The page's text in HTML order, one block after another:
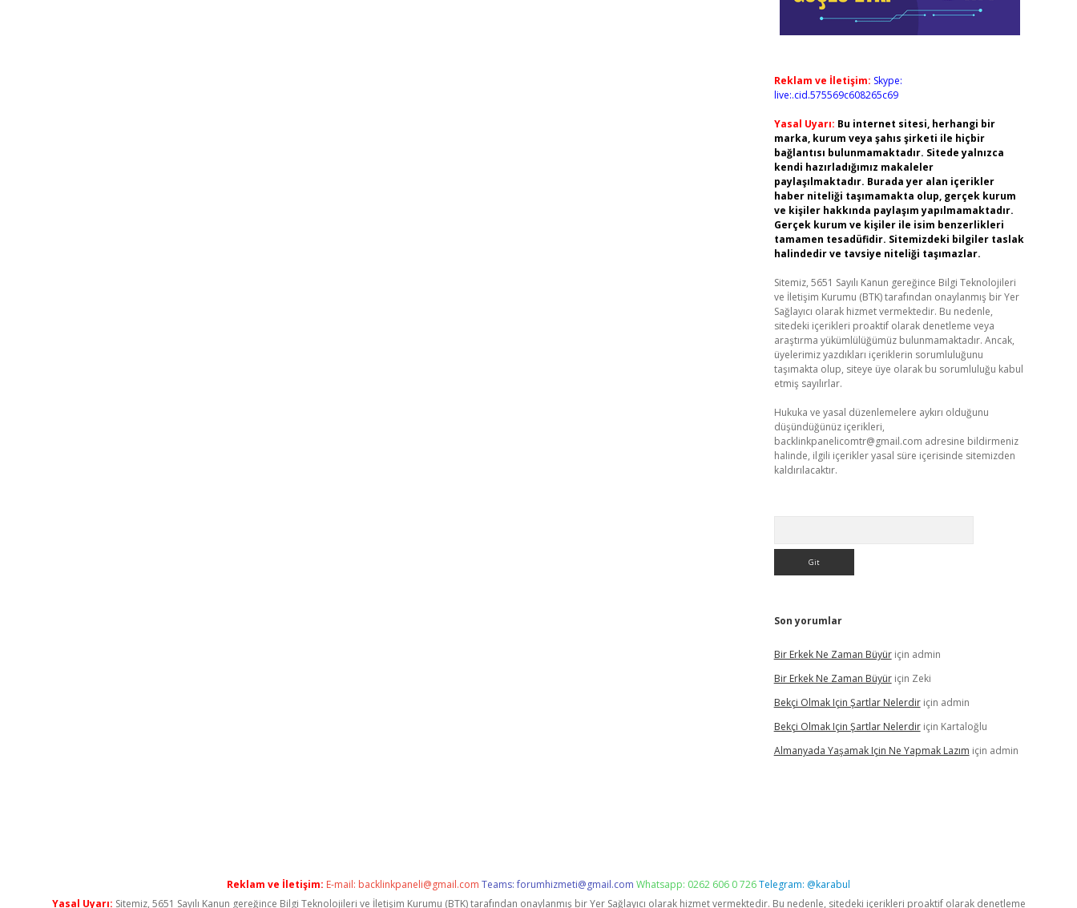
Reklam ve İletişim: Skype:
live:.cid.575569c608265c69
Yasal Uyarı: Bu internet sitesi, herhangi bir
marka, kurum veya şahıs şirketi ile hiçbir
bağlantısı bulunmamaktadır. Sitede yalnızca
kendi hazırladığımız makaleler
paylaşılmaktadır. Burada yer alan içerikler
haber niteliği taşımamakta olup, gerçek kurum
ve kişiler hakkında paylaşım yapılmamaktadır.
Gerçek kurum ve kişiler ile isim benzerlikleri
tamamen tesadüfidir. Sitemizdeki bilgiler taslak
halindedir ve tavsiye niteliği taşımazlar.
Sitemiz, 5651 Sayılı Kanun gereğince Bilgi Teknolojileri
ve İletişim Kurumu (BTK) tarafından onaylanmış bir Yer
Sağlayıcı olarak hizmet vermektedir. Bu nedenle,
sitedeki içerikleri proaktif olarak denetleme veya
araştırma yükümlülüğümüz bulunmamaktadır. Ancak,
üyelerimiz yazdıkları içeriklerin sorumluluğunu
taşımakta olup, siteye üye olarak bu sorumluluğu kabul
etmiş sayılırlar.
Hukuka ve yasal düzenlemelere aykırı olduğunu
düşündüğünüz içerikleri,
backlinkpanelicomtr@gmail.com adresine bildirmeniz
halinde, ilgili içerikler yasal süre içerisinde sitemizden
kaldırılacaktır.
Son yorumlar
Bir Erkek Ne Zaman Büyüriçin admin
Bir Erkek Ne Zaman Büyüriçin Zeki
Bekçi Olmak Için Şartlar Nelerdiriçin admin
Bekçi Olmak Için Şartlar Nelerdiriçin Kartaloğlu
Almanyada Yaşamak Için Ne Yapmak Lazım için admin
Reklam ve İletişim: E-mail: backlinkpaneli@gmail.com Teams:forumhizmeti@gmail.com Whatsapp: 0262 606 0 726Telegram: @karabul
Yasal Uyarı: Sitemiz, 5651 Sayılı Kanun gereğince Bilgi Teknolojileri ve İletişim Kurumu (BTK) tarafından onaylanmış bir Yer Sağlayıcı olarak hizmet vermektedir. Bu nedenle, sitedeki içerikleri proaktif olarak denetleme